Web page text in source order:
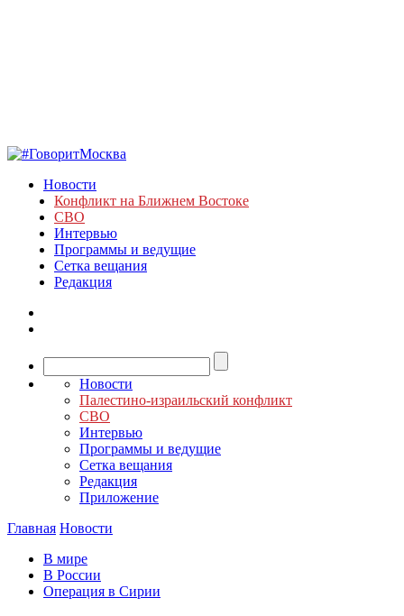
Новости
Конфликт на Ближнем Востоке
СВО
Интервью
Программы и ведущие
Сетка вещания
Редакция
Новости
Палестино-израильский конфликт
СВО
Интервью
Программы и ведущие
Сетка вещания
Редакция
Приложение
Главная Новости
В мире
В России
Операция в Сирии